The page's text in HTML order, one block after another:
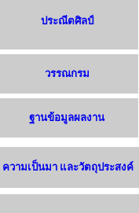
ประณีตศิลป์
วรรณกรม
ฐานข้อมูลผลงาน
ความเป็นมา และวัตถุประสงค์